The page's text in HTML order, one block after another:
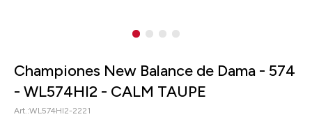
Championes New Balance de Dama - 574
- WL574HI2 - CALM TAUPE
WL574HI2-2221